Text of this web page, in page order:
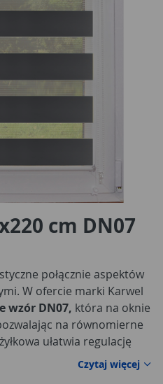
cm DN07
połącznie aspektów
W ofercie marki Karwel
wzór DN07, która na oknie
na równomierne
ułatwia regulację
sposób. Pasma
się z pasmami z
Czytaj więcej